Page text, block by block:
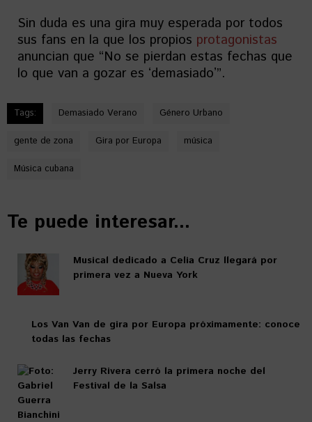
Sin duda es una gira muy esperada por todos
sus fans en la que los propios protagonistas
anuncian que “No se pierdan estas fechas que
lo que van a gozar es ʻdemasiadoʼ”.
Tags: Demasiado Verano Género Urbano
gente de zona Gira por Europa música
Música cubana
Te puede interesar...
Musical dedicado a Celia Cruz llegará por
primera vez a Nueva York
Los Van Van de gira por Europa próximamente: conoce
todas las fechas
Jerry Rivera cerró la primera noche del
Festival de la Salsa